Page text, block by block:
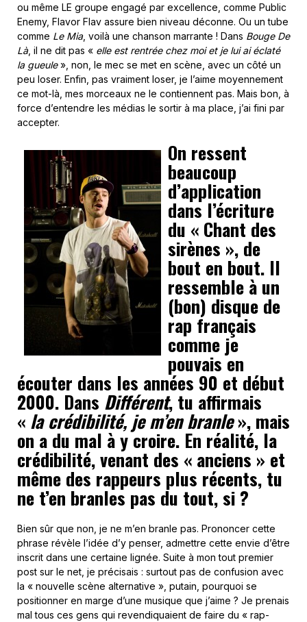
ou même LE groupe engagé par excellence, comme Public
Enemy, Flavor Flav assure bien niveau déconne. Ou un tube
comme Le Mia, voilà une chanson marrante ! Dans Bouge De
Là, il ne dit pas « elle est rentrée chez moi et je lui ai éclaté
la gueule», non, le mec se met en scène, avec un côté un
peu loser. Enfin, pas vraiment loser, je l’aime moyennement
ce mot-là, mes morceaux ne le contiennent pas. Mais bon, à
force d’entendre les médias le sortir à ma place, j’ai fini par
accepter.
On ressent
beaucoup
d’application
dans l’écriture
du « Chant des
sirènes », de
bout en bout. Il
ressemble à un
(bon) disque de
rap français
comme je
pouvais en
écouter dans les années 90 et début
2000. Dans Différent, tu affirmais
« la crédibilité, je m’en branle», mais
on a du mal à y croire. En réalité, la
crédibilité, venant des « anciens » et
même des rappeurs plus récents, tu
ne t’en branles pas du tout, si ?
Bien sûr que non, je ne m’en branle pas. Prononcer cette
phrase révèle l’idée d’y penser, admettre cette envie d’être
inscrit dans une certaine lignée. Suite à mon tout premier
post sur le net, je précisais : surtout pas de confusion avec
la « nouvelle scène alternative », putain, pourquoi se
positionner en marge d’une musique que j’aime ? Je prenais
mal tous ces gens qui revendiquaient de faire du « rap-